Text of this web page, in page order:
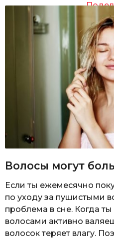
Волосы могут
Если ты ежемесячно
по уходу за пушистыми
проблема в сне. Когда
волосами активно
волосок теряет влагу.